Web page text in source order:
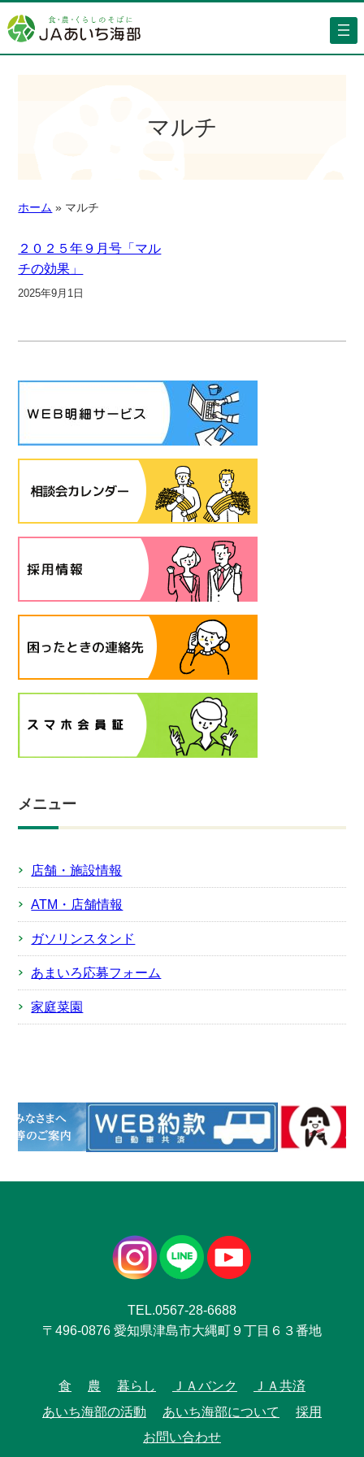
マルチ
ホーム » マルチ
２０２５年９月号「マル
チの効果」
2025年9月1日
メニュー
店舗・施設情報
ATM・店舗情報
ガソリンスタンド
あまいろ応募フォーム
家庭菜園
TEL.0567-28-6688
〒496-0876 愛知県津島市大縄町９丁目６３番地
食 農 暮らし ＪＡバンク
ＪＡ共済
あいち海部の活動
あいち海部について
採用
お問い合わせ